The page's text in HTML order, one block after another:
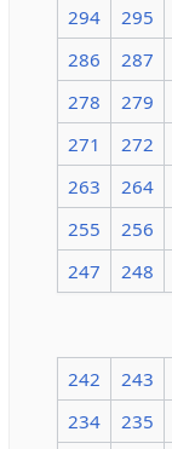
294 295
286
287
278
279
271
272
263
264
255
256
247
248
242 243
234
235